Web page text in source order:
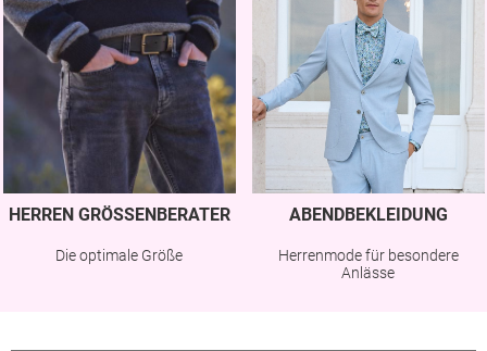
HERREN GRÖSSENBERATER
Die optimale Größe
ABENDBEKLEIDUNG
Herrenmode für besondere
Anlässe